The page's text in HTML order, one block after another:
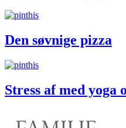
Den søvnige pizza
Stress af med yoga